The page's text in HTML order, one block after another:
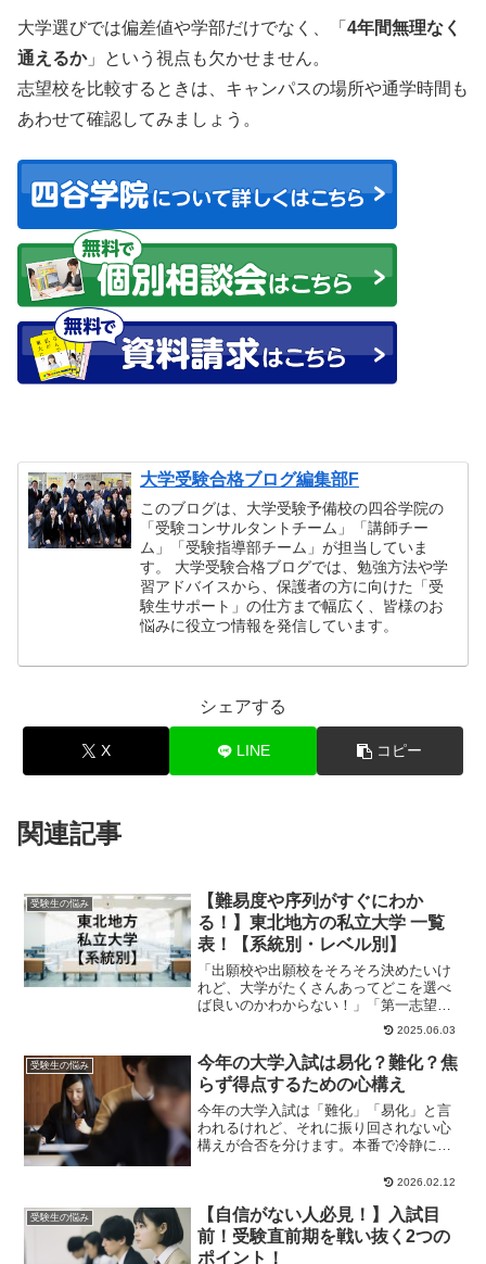
大学選びでは偏差値や学部だけでなく、「 4年間無理なく
通えるか」という視点も欠かせません。
志望校を比較するときは、キャンパスの場所や通学時間も
あわせて確認してみましょう。
大学受験合格ブログ編集部F
このブログは、大学受験予備校の四谷学院の
「受験コンサルタントチーム」「講師チー
ム」「受験指導部チーム」が担当していま
す。 大学受験合格ブログでは、勉強方法や学
習アドバイスから、保護者の方に向けた「受
験生サポート」の仕方まで幅広く、皆様のお
悩みに役立つ情報を発信しています。
シェアする
X LINE コピー
関連記事
受験生の悩み
【難易度や序列がすぐにわか
る！】東北地方の私立大学 一覧
表！【系統別・レベル別】
「出願校や出願校をそろそろ決めたいけ
れど、大学がたくさんあってどこを選べ
ば良いのかわからない！」「第一志望は
決まった！でも、併願先はどこにすれば
2025.06.03
受験生の悩み
今年の大学入試は易化？難化？焦
らず得点するための心構え
今年の大学入試は「難化」「易化」と言
われるけれど、それに振り回されない心
構えが合否を分けます。本番で冷静に得
実力を発揮するコツを四谷学院がわかり
2026.02.12
受験生の悩み
【自信がない人必見！】入試目
前！受験直前期を戦い抜く2つの
ポイント！